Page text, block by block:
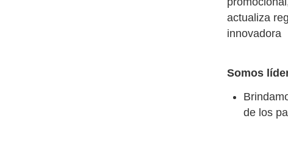
actualiza
innovadora
Somos
de los